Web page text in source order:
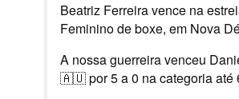
Beatriz Ferreira vence na
Feminino de boxe, em Nova
A nossa guerreira venceu
🇦🇺 por 5 a 0 na categoria até